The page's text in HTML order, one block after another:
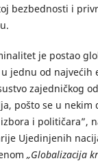
bezbednosti i
je postao
jednu od najvećih
zajedničkog
pošto se u nekim
i političara”,
Ujedinjenih
„Globalizacija